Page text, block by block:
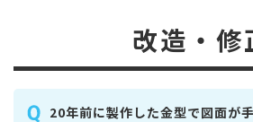
改造・修
20年前に製作した金型で図面が